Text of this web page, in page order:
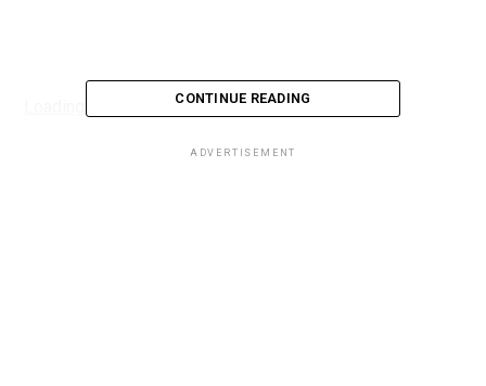
CONTINUE READING
ADVERTISEMENT